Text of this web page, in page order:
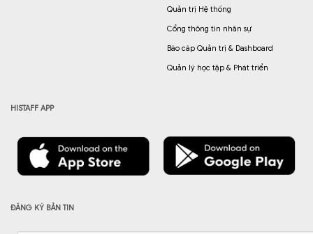
Quản trị Hệ thống
Cổng thông tin nhân sự
Báo cáp Quản trị & Dashboard
Quản lý học tập & Phát triển
HISTAFF APP
ĐĂNG KÝ BẢN TIN